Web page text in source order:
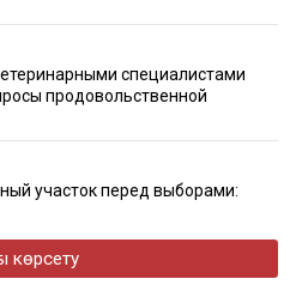
специалистами
продовольственной
участок перед выборами:
көрсету